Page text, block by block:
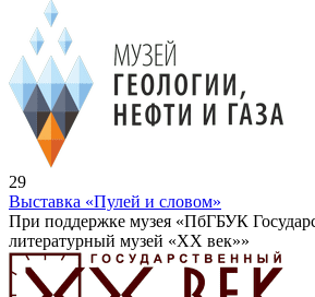
29
Выставка «Пулей и словом»
При поддержке музея «ПбГБУК
литературный музей «ХХ век»»